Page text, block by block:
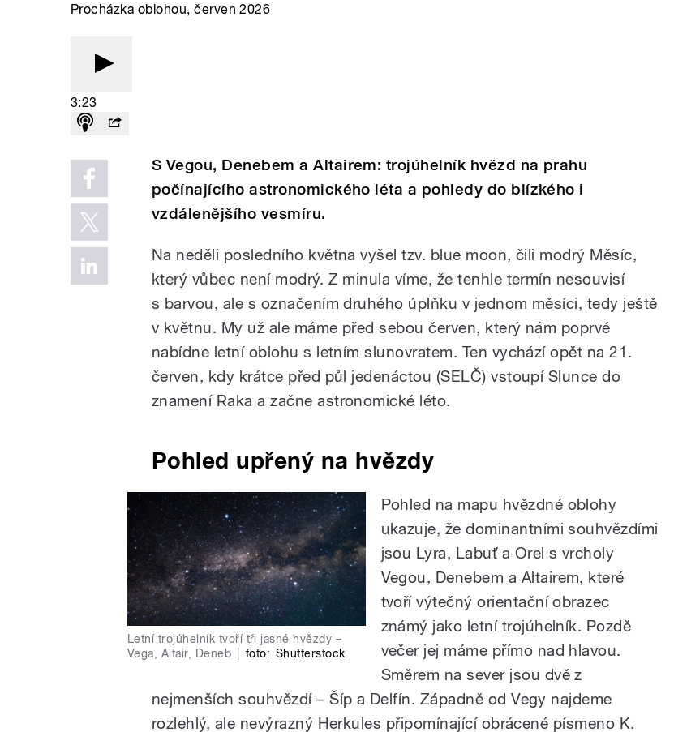
Procházka oblohou, červen 2026
3:23
S Vegou, Denebem a Altairem: trojúhelník hvězd na prahu
počínajícího astronomického léta a pohledy do blízkého i
vzdálenějšího vesmíru.
Na neděli posledního května vyšel tzv. blue moon, čili modrý Měsíc,
který vůbec není modrý. Z minula víme, že tenhle termín nesouvisí
s barvou, ale s označením druhého úplňku v jednom měsíci, tedy ještě
v květnu. My už ale máme před sebou červen, který nám poprvé
nabídne letní oblohu s letním slunovratem. Ten vychází opět na 21.
červen, kdy krátce před půl jedenáctou (SELČ) vstoupí Slunce do
znamení Raka a začne astronomické léto.
Pohled upřený na hvězdy
Letní trojúhelník tvoří tři jasné hvězdy –
Vega, Altair, Deneb
foto: Shutterstock
Pohled na mapu hvězdné oblohy
ukazuje, že dominantními souhvězdími
jsou Lyra, Labuť a Orel s vrcholy
Vegou, Denebem a Altairem, které
tvoří výtečný orientační obrazec
známý jako letní trojúhelník. Pozdě
večer jej máme přímo nad hlavou.
Směrem na sever jsou dvě z
nejmenších souhvězdí – Šíp a Delfín. Západně od Vegy najdeme
rozlehlý, ale nevýrazný Herkules připomínající obrácené písmeno K.